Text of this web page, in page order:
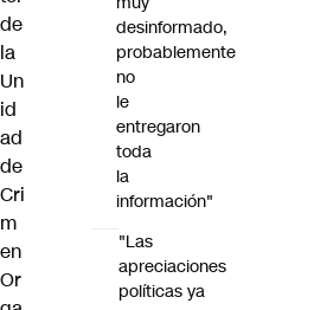
de
la
Un
id
ad
de
Cri
m
en
Or
desinformado,
probablemente
no
le
entregaron
toda
la
información"
"Las
apreciaciones
políticas ya